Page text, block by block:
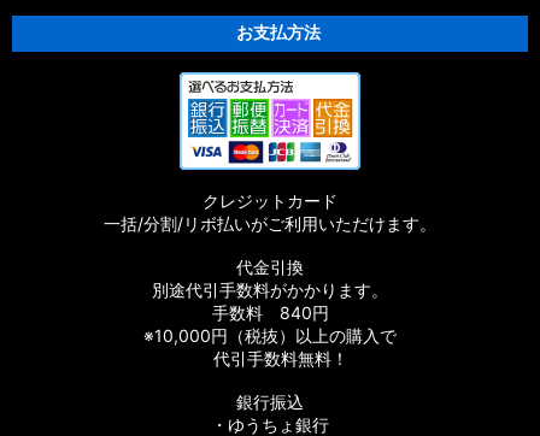
お支払方法
クレジットカード
一括/分割/リボ払いがご利用いただけます。
代金引換
別途代引手数料がかかります。
手数料 840円
※10,000円（税抜）以上の購入で
代引手数料無料！
銀行振込
・ゆうちょ銀行